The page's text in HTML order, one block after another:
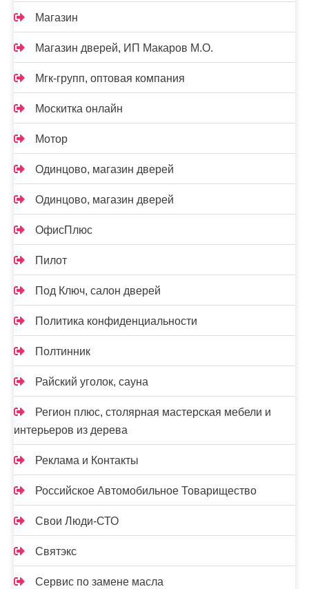
Магазин
Магазин дверей, ИП Макаров М.О.
Мгк-групп, оптовая компания
Москитка онлайн
Мотор
Одинцово, магазин дверей
Одинцово, магазин дверей
ОфисПлюс
Пилот
Под Ключ, салон дверей
Политика конфиденциальности
Полтинник
Райский уголок, сауна
Регион плюс, столярная мастерская мебели и
интерьеров из дерева
Реклама и Контакты
Российское Автомобильное Товарищество
Свои Люди-СТО
Святэкс
Сервис по замене масла